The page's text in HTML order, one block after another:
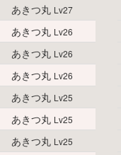
あきつ丸 Lv27
あきつ丸 Lv26
あきつ丸 Lv26
あきつ丸 Lv26
あきつ丸 Lv25
あきつ丸 Lv25
あきつ丸 Lv25